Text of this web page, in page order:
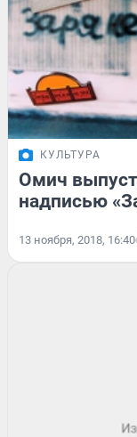
КУЛЬТУРА
Омич
надписью
13 ноября, 2018, 16:40